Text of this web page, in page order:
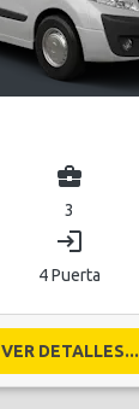
business_center
3
login
4 Puerta
VER DETALLES...